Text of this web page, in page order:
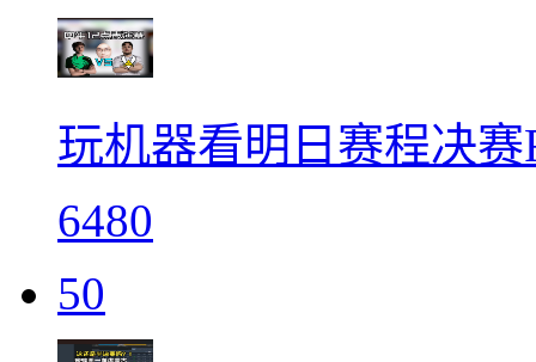
玩机器看明日赛程决赛
6480
50